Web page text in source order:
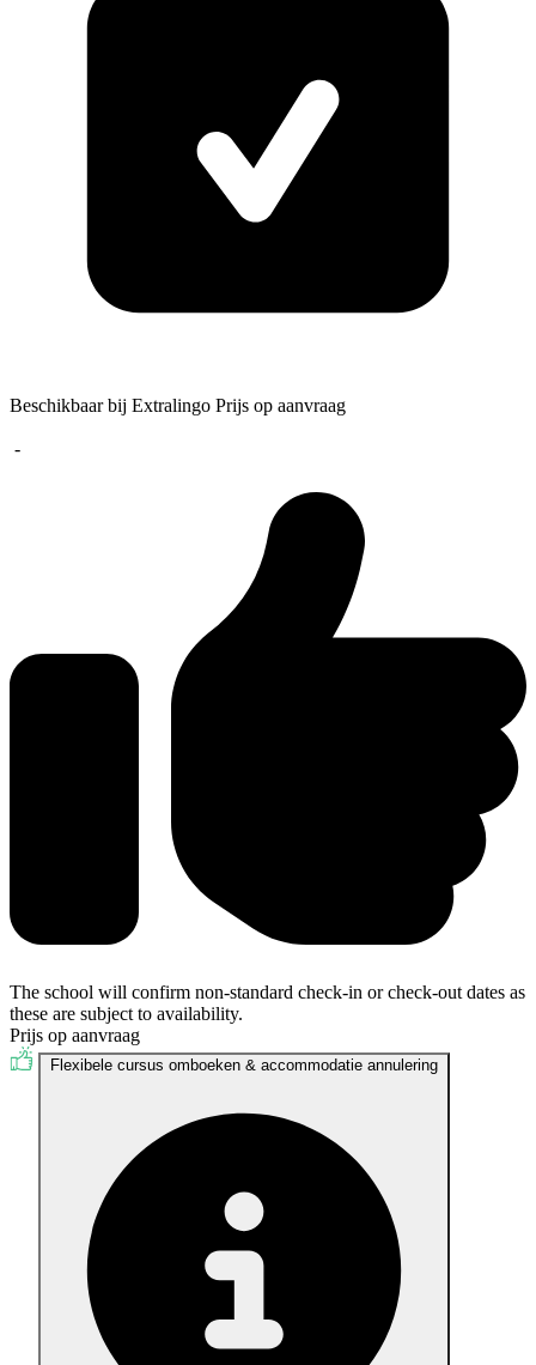
Beschikbaar bij Extralingo Prijs op aanvraag
-
The school will confirm non-standard check-in or check-out dates as
these are subject to availability.
Prijs op aanvraag
Flexibele cursus omboeken & accommodatie annulering